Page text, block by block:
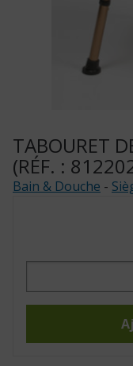
TABOURET
(RÉF. :
Bain & Douche -
quantité
Tabouret
: